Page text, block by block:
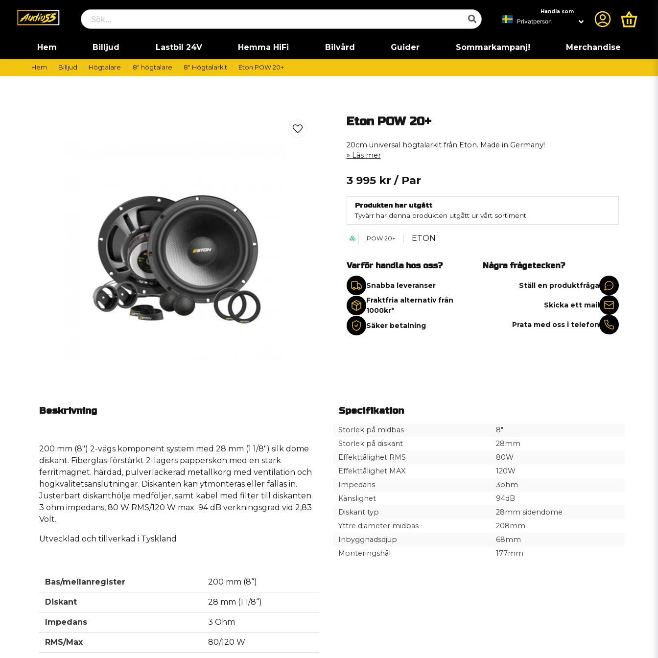
Handla som
Hem Billjud Lastbil 24V Hemma HiFi Bilvård Guider Sommarkampanj! Merchandise
Hem Billjud Högtalare 8" högtalare 8" Högtalarkit Eton POW 20+
Eton POW 20+
20cm universal högtalarkit från Eton. Made in Germany!
Läs mer
3 995 kr / Par
Produkten har utgått
Tyvärr har denna produkten utgått ur vårt sortiment
POW 20+ ETON
Varför handla hos oss?
Snabba leveranser
Fraktfria alternativ från
1000kr*
Säker betalning
Några frågetecken?
Ställ en produktfråga
Skicka ett mail
Prata med oss i telefon
Beskrivning
200 mm (8") 2-vägs komponent system med 28 mm (1 1/8") silk dome
diskant. Fiberglas-förstärkt 2-lagers papperskon med en stark
ferritmagnet. härdad, pulverlackerad metallkorg med ventilation och
högkvalitetsanslutningar. Diskanten kan ytmonteras eller fällas in.
Justerbart diskanthölje medföljer, samt kabel med filter till diskanten.
3 ohm impedans, 80 W RMS/120 W max 94 dB verkningsgrad vid 2,83
Volt.
Utvecklad och tillverkad i Tyskland
Bas/mellanregister 200 mm (8“)
Diskant 28 mm (1 1/8“)
Impedans 3 Ohm
RMS/Max 80/120 W
Specifikation
Storlek på midbas
8"
Storlek på diskant
28mm
Effekttålighet RMS
80W
Effekttålighet MAX
120W
Impedans
3ohm
Känslighet
94dB
Diskant typ
28mm sidendome
Yttre diameter midbas
208mm
Inbyggnadsdjup
68mm
Monteringshål
177mm